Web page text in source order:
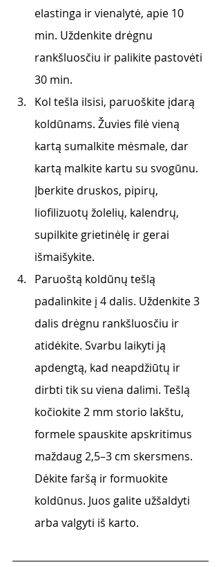
elastinga ir vienalytė, apie 10
min. Uždenkite drėgnu
rankšluosčiu ir palikite pastovėti
30 min.
Kol tešla ilsisi, paruoškite įdarą
koldūnams. Žuvies filė vieną
kartą sumalkite mėsmale, dar
kartą malkite kartu su svogūnu.
Įberkite druskos, pipirų,
liofilizuotų žolelių, kalendrų,
supilkite grietinėlę ir gerai
išmaišykite.
Paruoštą koldūnų tešlą
padalinkite į 4 dalis. Uždenkite 3
dalis drėgnu rankšluosčiu ir
atidėkite. Svarbu laikyti ją
apdengtą, kad neapdžiūtų ir
dirbti tik su viena dalimi. Tešlą
kočiokite 2 mm storio lakštu,
formele spauskite apskritimus
maždaug 2,5–3 cm skersmens.
Dėkite faršą ir formuokite
koldūnus. Juos galite užšaldyti
arba valgyti iš karto.